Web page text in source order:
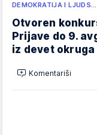
DEMOKRATIJA I LJUDS…
Otvoren
Prijave do 9.
iz devet
Komentariši